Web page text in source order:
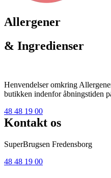
Allergener
& Ingredienser
Henvendelser omkring
butikken indenfor åbningstiden
48 48 19 00
Kontakt os
SuperBrugsen Fredensborg
48 48 19 00